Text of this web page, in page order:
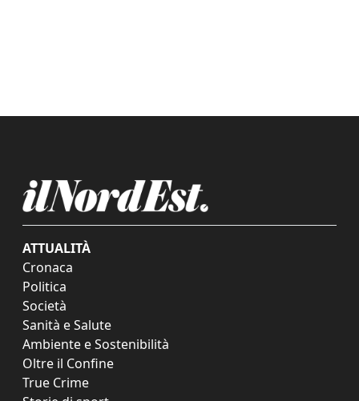
ATTUALITÀ
Cronaca
Politica
Società
Sanità e Salute
Ambiente e Sostenibilità
Oltre il Confine
True Crime